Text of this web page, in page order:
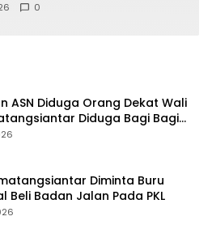
0
ASN Diduga Orang Dekat Wali
Diduga Bagi Bagi
Diminta Buru
Beli Badan Jalan Pada PKL